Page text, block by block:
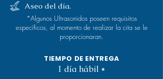
*Algunos Ultrasonidos poseen requisitos
específicos, al momento de realizar la cita se le
proporcionaran.
TIEMPO DE ENTREGA
1 día hábil *
Aseo del día.